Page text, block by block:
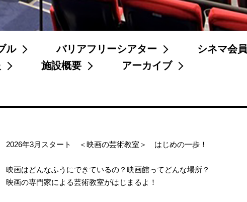
ル バリアフリーシアター
シネマ会員
施設概要 アーカイブ
2026年3月スタート ＜映画の芸術教室＞ はじめの一歩！
映画はどんなふうにできているの？映画館ってどんな場所？
映画の専門家による芸術教室がはじまるよ！